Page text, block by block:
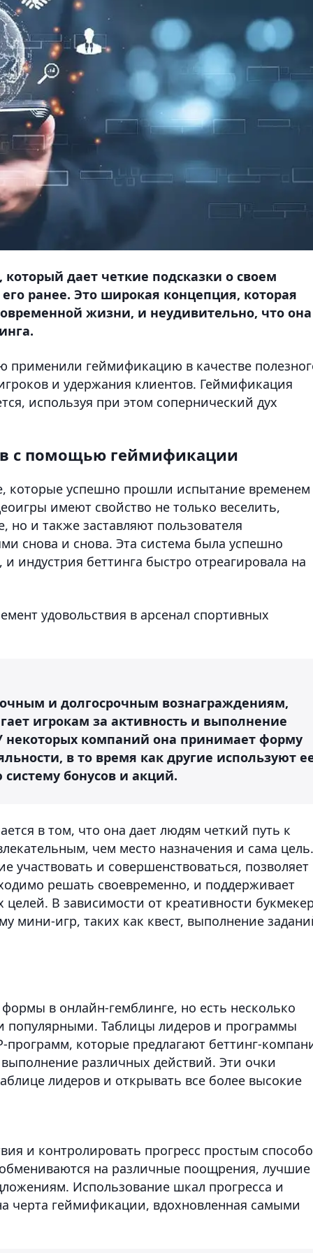
дает четкие подсказки о своем
ранее. Это широкая концепция, которая
жизни, и неудивительно, что она
применили геймификацию в качестве
и удержания клиентов. Геймификация
используя при этом сопернический дух
с помощью геймификации
которые успешно прошли испытание
имеют свойство не только веселить,
но и также заставляют пользователя
снова и снова. Эта система была успешно
индустрия беттинга быстро отреагировала на
удовольствия в арсенал спортивных
и долгосрочным вознаграждениям,
игрокам за активность и выполнение
некоторых компаний она принимает форму
в то время как другие используют
бонусов и акций.
в том, что она дает людям четкий путь к
чем место назначения и сама цель.
участвовать и совершенствоваться, позволяет
решать своевременно, и поддерживает
В зависимости от креативности
мини-игр, таких как квест, выполнение
в онлайн-гемблинге, но есть несколько
популярными. Таблицы лидеров и программы
программ, которые предлагают беттинг-
различных действий. Эти очки
лидеров и открывать все более высокие
и контролировать прогресс простым
на различные поощрения, лучшие
Использование шкал прогресса и
черта геймификации, вдохновленная самыми